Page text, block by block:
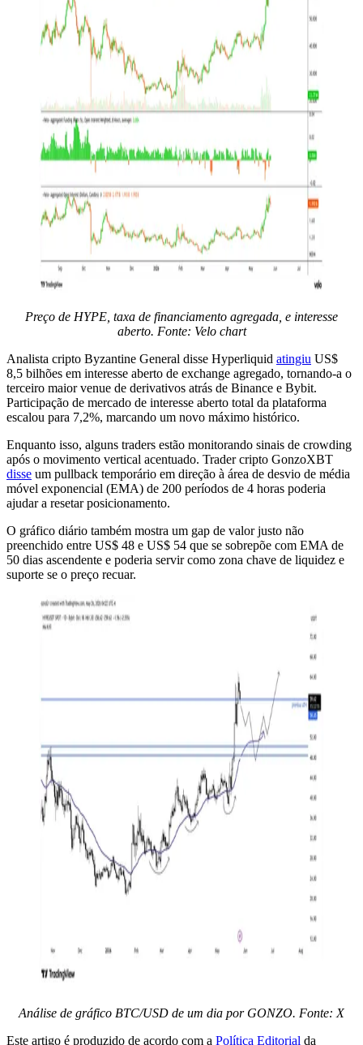
Preço de HYPE, taxa de financiamento agregada, e interesse
aberto. Fonte: Velo chart
Analista cripto Byzantine General disse Hyperliquid atingiu US$
8,5 bilhões em interesse aberto de exchange agregado, tornando-a o
terceiro maior venue de derivativos atrás de Binance e Bybit.
Participação de mercado de interesse aberto total da plataforma
escalou para 7,2%, marcando um novo máximo histórico.
Enquanto isso, alguns traders estão monitorando sinais de crowding
após o movimento vertical acentuado. Trader cripto GonzoXBT
disse um pullback temporário em direção à área de desvio de média
móvel exponencial (EMA) de 200 períodos de 4 horas poderia
ajudar a resetar posicionamento.
O gráfico diário também mostra um gap de valor justo não
preenchido entre US$ 48 e US$ 54 que se sobrepõe com EMA de
50 dias ascendente e poderia servir como zona chave de liquidez e
suporte se o preço recuar.
Análise de gráfico BTC/USD de um dia por GONZO. Fonte: X
Este artigo é produzido de acordo com a Política Editorial da